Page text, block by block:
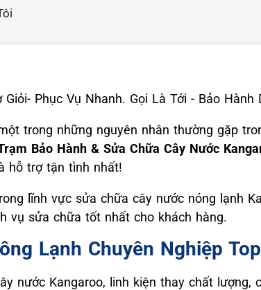
Giỏi- Phục Vụ Nhanh. Gọi Là Tới - Bảo Hành
trong những nguyên nhân thường gặp
Bảo Hành & Sửa Chữa Cây Nước
hỗ trợ tận tình nhất!
lĩnh vực sửa chữa cây nước nóng lạnh
vụ sửa chữa tốt nhất cho khách hàng.
Lạnh Chuyên Nghiệp
nước Kangaroo, linh kiện thay chất lượng,